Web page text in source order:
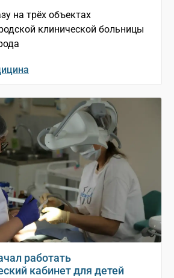
на трёх объектах
клинической больницы
работать
кабинет для детей